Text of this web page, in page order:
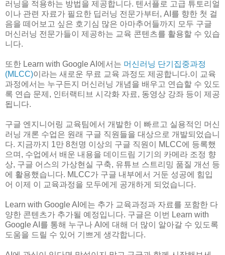
러닝을 적용하는 방법을 제공합니다. 텐서플로 고급 튜토리얼
이나 관련 자료가 필요한 딥러닝 전문가부터, AI를 향한 첫 걸
음을 떼어보고 싶은 호기심 많은 아마추어들까지 모두 구글
머신러닝 전문가들이 제공하는 교육 콘텐츠를 활용할 수 있습
니다.
또한 Learn with Google AI에서는 머신러닝 단기집중과정
(MLCC)이라는 새로운 무료 교육 과정도 제공합니다.이 교육
과정에서는 누구든지 머신러닝 개념을 배우고 연습할 수 있도
록 연습 문제, 인터랙티브 시각화 자료, 동영상 강좌 등이 제공
됩니다.
구글 엔지니어링 교육팀에서 개발한 이 빠르고 실용적인 머신
러닝 개론 수업은 원래 구글 직원들을 대상으로 개발되었습니
다. 지금까지 1만 8천명 이상의 구글 직원이 MLCC에 등록했
으며, 수업에서 배운 내용을 데이드림 기기의 카메라 조정 향
상, 구글 어스의 가상현실 구축, 유튜브 스트리밍 품질 개선 등
에 활용했습니다. MLCC가 구글 내부에서 거둔 성공에 힘입
어 이제 이 교육과정을 모두에게 공개하게 되었습니다.
Learn with Google AI에는 추가 교육과정과 자료를 포함한 다
양한 콘텐츠가 추가될 예정입니다. 구글은 이번 Learn with
Google AI를 통해 누구나 AI에 대해 더 많이 알아갈 수 있도록
도움을 드릴 수 있어 기쁘게 생각합니다.